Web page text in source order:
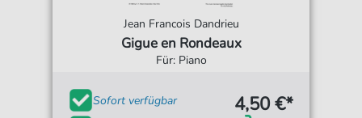
Jean Francois Dandrieu
Gigue en Rondeaux
Für: Piano
Sofort verfügbar
4,50 €*